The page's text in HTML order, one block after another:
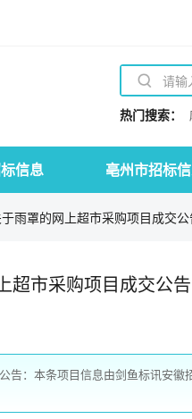
热门搜索：
信息 亳州市招标
雨罩的网上超市采购项目成交
超市采购项目成交公告
告：本条项目信息由剑鱼标讯安徽